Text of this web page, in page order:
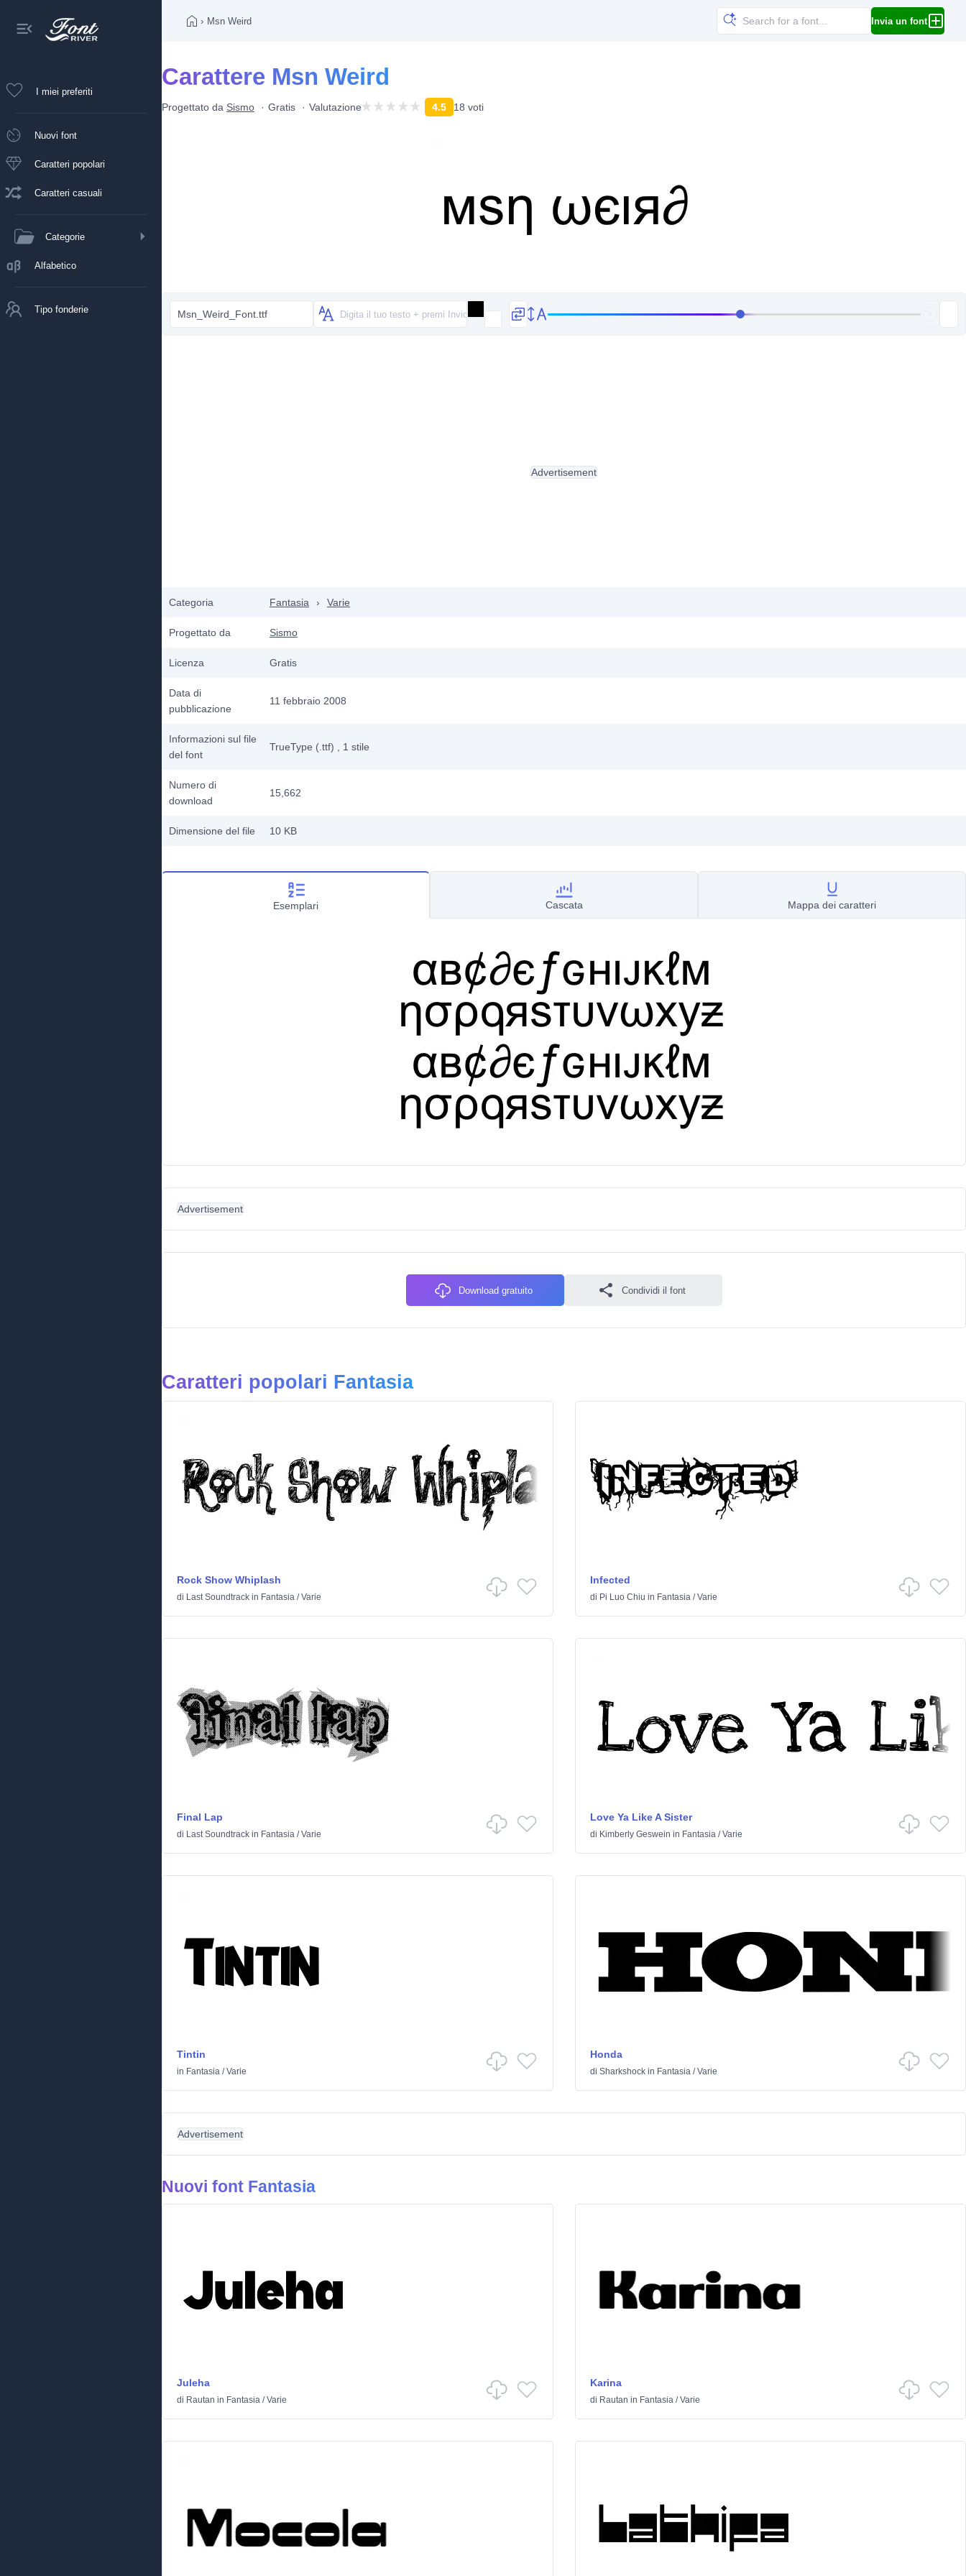
I miei preferiti
Nuovi font
Caratteri popolari
Caratteri casuali
Categorie
Alfabetico
Tipo fonderie
› Msn Weird Invia un font
Carattere Msn Weird
Progettato da Sismo Gratis Valutazione 4.5 18 voti
Msn_Weird_Font.ttf
Categoria Fantasia › Varie
Progettato da Sismo
Licenza Gratis
Data di
pubblicazione
11 febbraio 2008
Informazioni sul file
del font
TrueType (.ttf) , 1 stile
Numero di
download
15,662
Dimensione del file 10 KB
Advertisement
Esemplari Cascata Mappa dei caratteri
Advertisement
Download gratuito Condividi il font
Caratteri popolari Fantasia
Rock Show Whiplash
di Last Soundtrack in Fantasia /Varie
Infected
di Pi Luo Chiu in Fantasia/Varie
Final Lap
di Last Soundtrack in Fantasia /Varie
Love Ya Like A Sister
di Kimberly Geswein in Fantasia/Varie
Tintin
in Fantasia /Varie
Honda
di Sharkshockin Fantasia/Varie
Advertisement
Nuovi font Fantasia
Juleha
di Rautan in Fantasia /Varie
Karina
di Rautan in Fantasia/Varie